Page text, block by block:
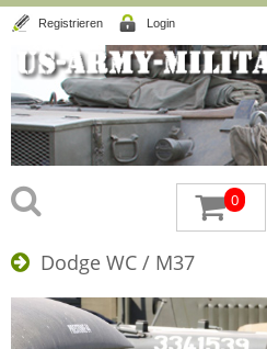
Registrieren Login
0
Dodge WC / M37